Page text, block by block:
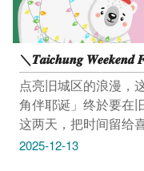
＼𝑻𝒂𝒊𝒄𝒉𝒖𝒏𝒈 𝑾𝒆𝒆𝒌𝒆𝒏𝒅
点亮旧城区的浪漫，
角伴耶诞」终於要在
这两天，把时间留给
日的温暖吧 活动｜
2025-12-13